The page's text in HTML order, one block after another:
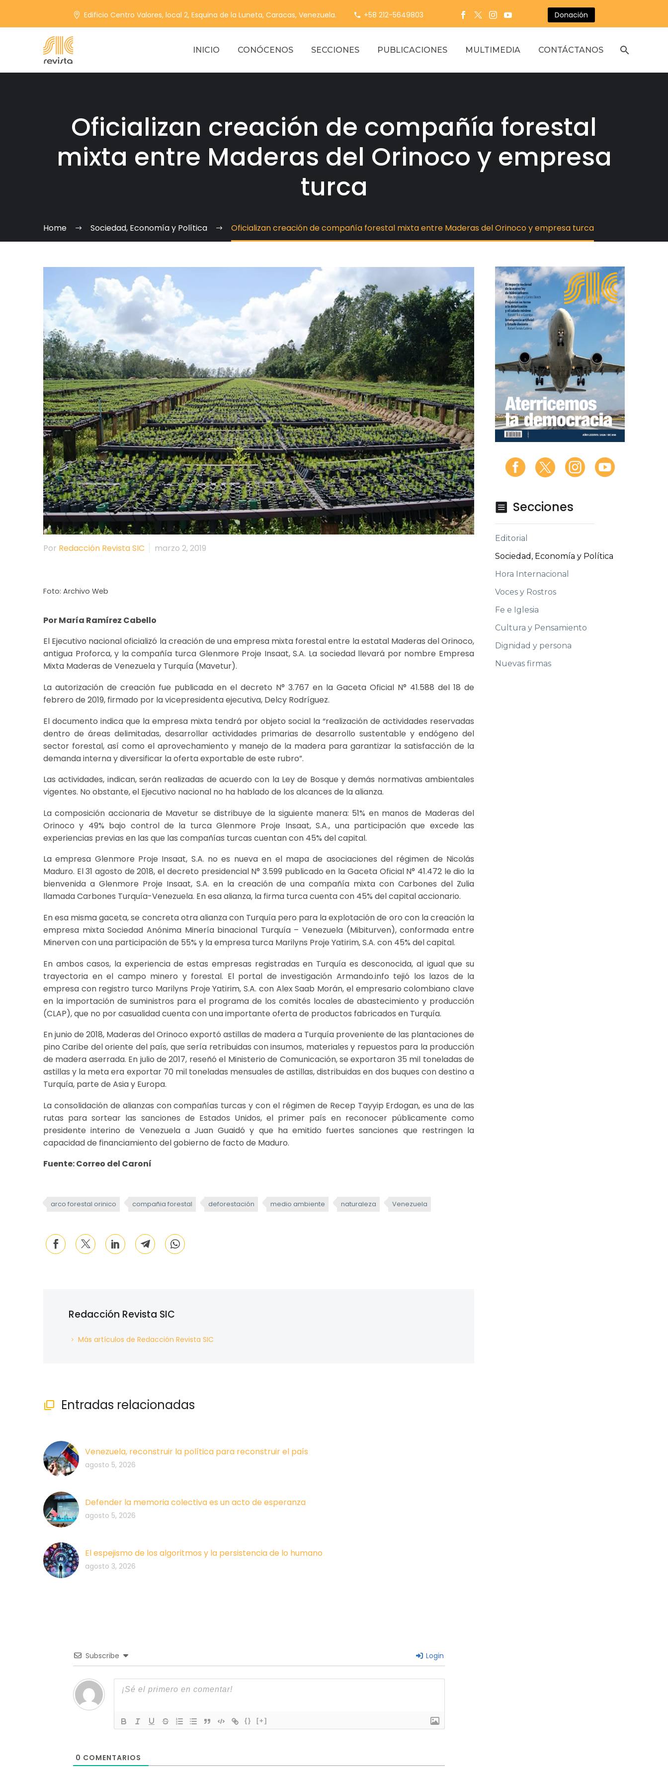
Edificio Centro Valores, local 2, Esquina de la Luneta, Caracas, Venezuela. +58 212-5649803 Donación
INICIO CONÓCENOS SECCIONES PUBLICACIONES MULTIMEDIA CONTÁCTANOS
Oficializan creación de compañía forestal
mixta entre Maderas del Orinoco y empresa
turca
Home Sociedad, Economía y Política Oficializan creación de compañía forestal mixta entre Maderas del Orinoco y empresa turca
Por Redacción Revista SIC marzo 2, 2019
Foto: Archivo Web
Por María Ramírez Cabello
El Ejecutivo nacional oficializó la creación de una empresa mixta forestal entre la estatal Maderas del Orinoco,
antigua Proforca, y la compañía turca Glenmore Proje Insaat, S.A. La sociedad llevará por nombre Empresa
Mixta Maderas de Venezuela y Turquía (Mavetur).
La autorización de creación fue publicada en el decreto N° 3.767 en la Gaceta Oficial N° 41.588 del 18 de
febrero de 2019, firmado por la vicepresidenta ejecutiva, Delcy Rodríguez.
El documento indica que la empresa mixta tendrá por objeto social la “realización de actividades reservadas
dentro de áreas delimitadas, desarrollar actividades primarias de desarrollo sustentable y endógeno del
sector forestal, así como el aprovechamiento y manejo de la madera para garantizar la satisfacción de la
demanda interna y diversificar la oferta exportable de este rubro”.
Las actividades, indican, serán realizadas de acuerdo con la Ley de Bosque y demás normativas ambientales
vigentes. No obstante, el Ejecutivo nacional no ha hablado de los alcances de la alianza.
La composición accionaria de Mavetur se distribuye de la siguiente manera: 51% en manos de Maderas del
Orinoco y 49% bajo control de la turca Glenmore Proje Insaat, S.A., una participación que excede las
experiencias previas en las que las compañías turcas cuentan con 45% del capital.
La empresa Glenmore Proje Insaat, S.A. no es nueva en el mapa de asociaciones del régimen de Nicolás
Maduro. El 31 agosto de 2018, el decreto presidencial N° 3.599 publicado en la Gaceta Oficial N° 41.472 le dio la
bienvenida a Glenmore Proje Insaat, S.A. en la creación de una compañía mixta con Carbones del Zulia
llamada Carbones Turquía-Venezuela. En esa alianza, la firma turca cuenta con 45% del capital accionario.
En esa misma gaceta, se concreta otra alianza con Turquía pero para la explotación de oro con la creación la
empresa mixta Sociedad Anónima Minería binacional Turquía – Venezuela (Mibiturven), conformada entre
Minerven con una participación de 55% y la empresa turca Marilyns Proje Yatirim, S.A. con 45% del capital.
En ambos casos, la experiencia de estas empresas registradas en Turquía es desconocida, al igual que su
trayectoria en el campo minero y forestal. El portal de investigación Armando.info tejió los lazos de la
empresa con registro turco Marilyns Proje Yatirim, S.A. con Alex Saab Morán, el empresario colombiano clave
en la importación de suministros para el programa de los comités locales de abastecimiento y producción
(CLAP), que no por casualidad cuenta con una importante oferta de productos fabricados en Turquía.
En junio de 2018, Maderas del Orinoco exportó astillas de madera a Turquía proveniente de las plantaciones de
pino Caribe del oriente del país, que sería retribuidas con insumos, materiales y repuestos para la producción
de madera aserrada. En julio de 2017, reseñó el Ministerio de Comunicación, se exportaron 35 mil toneladas de
astillas y la meta era exportar 70 mil toneladas mensuales de astillas, distribuidas en dos buques con destino a
Turquía, parte de Asia y Europa.
La consolidación de alianzas con compañías turcas y con el régimen de Recep Tayyip Erdogan, es una de las
rutas para sortear las sanciones de Estados Unidos, el primer país en reconocer públicamente como
presidente interino de Venezuela a Juan Guaidó y que ha emitido fuertes sanciones que restringen la
capacidad de financiamiento del gobierno de facto de Maduro.
Fuente: Correo del Caroní
arco forestal orinico compañia forestal deforestación medio ambiente naturaleza Venezuela
Redacción Revista SIC
Más artículos de Redacción Revista SIC
 Entradas relacionadas
Venezuela, reconstruir la política para reconstruir el país
agosto 5, 2026
Defender la memoria colectiva es un acto de esperanza
agosto 5, 2026
El espejismo de los algoritmos y la persistencia de lo humano
agosto 3, 2026
Subscribe Login
{} [+]
0 COMENTARIOS
 Secciones
Editorial
Sociedad, Economía y Política
Hora Internacional
Voces y Rostros
Fe e Iglesia
Cultura y Pensamiento
Dignidad y persona
Nuevas firmas